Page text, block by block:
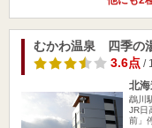
むかわ温泉 四季の
3.6点/
北
鵡川
JR日
前」